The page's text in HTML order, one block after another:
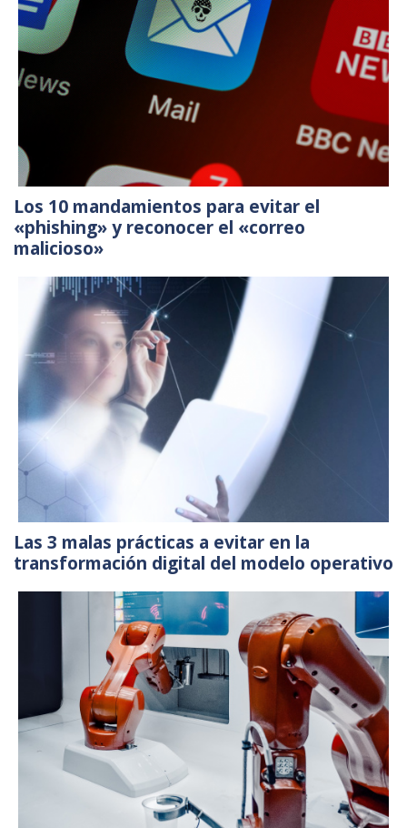
Los 10 mandamientos para evitar el
«phishing» y reconocer el «correo
malicioso»
Las 3 malas prácticas a evitar en la
transformación digital del modelo operativo